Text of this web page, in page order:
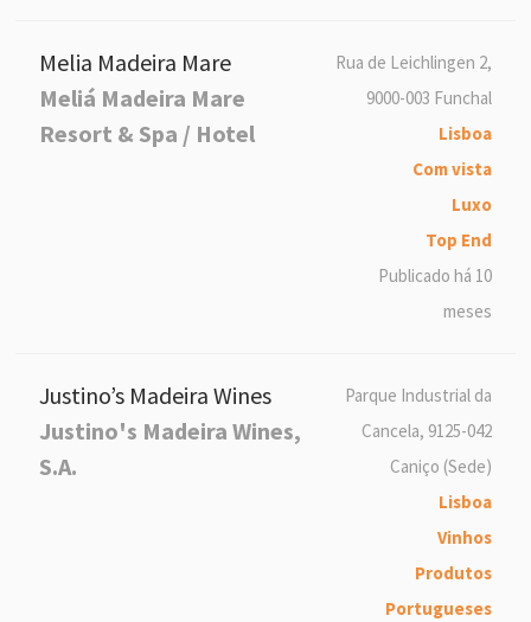
Melia Madeira Mare
Meliá Madeira Mare
Resort & Spa / Hotel
Rua de Leichlingen 2,
9000-003 Funchal
Lisboa
Com vista
Luxo
Top End
Publicado há 10
meses
Justino’s Madeira Wines
Justino's Madeira Wines,
S.A.
Parque Industrial da
Cancela, 9125-042
Caniço (Sede)
Lisboa
Vinhos
Produtos
Portugueses